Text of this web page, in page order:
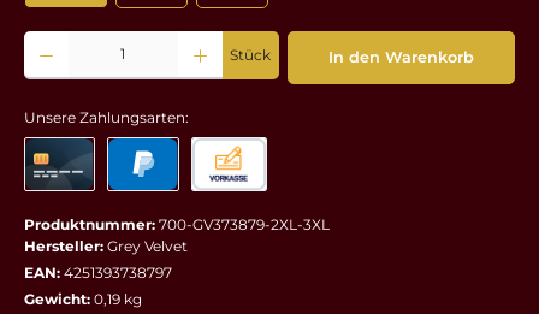
Produkt Anzahl: Gib den gewünschten Wert ein oder benutze die Schaltflächen um
Stück In den Warenkorb
Unsere Zahlungsarten:
Produktnummer: 700-GV373879-2XL-3XL
Hersteller: Grey Velvet
EAN: 4251393738797
Gewicht: 0,19 kg